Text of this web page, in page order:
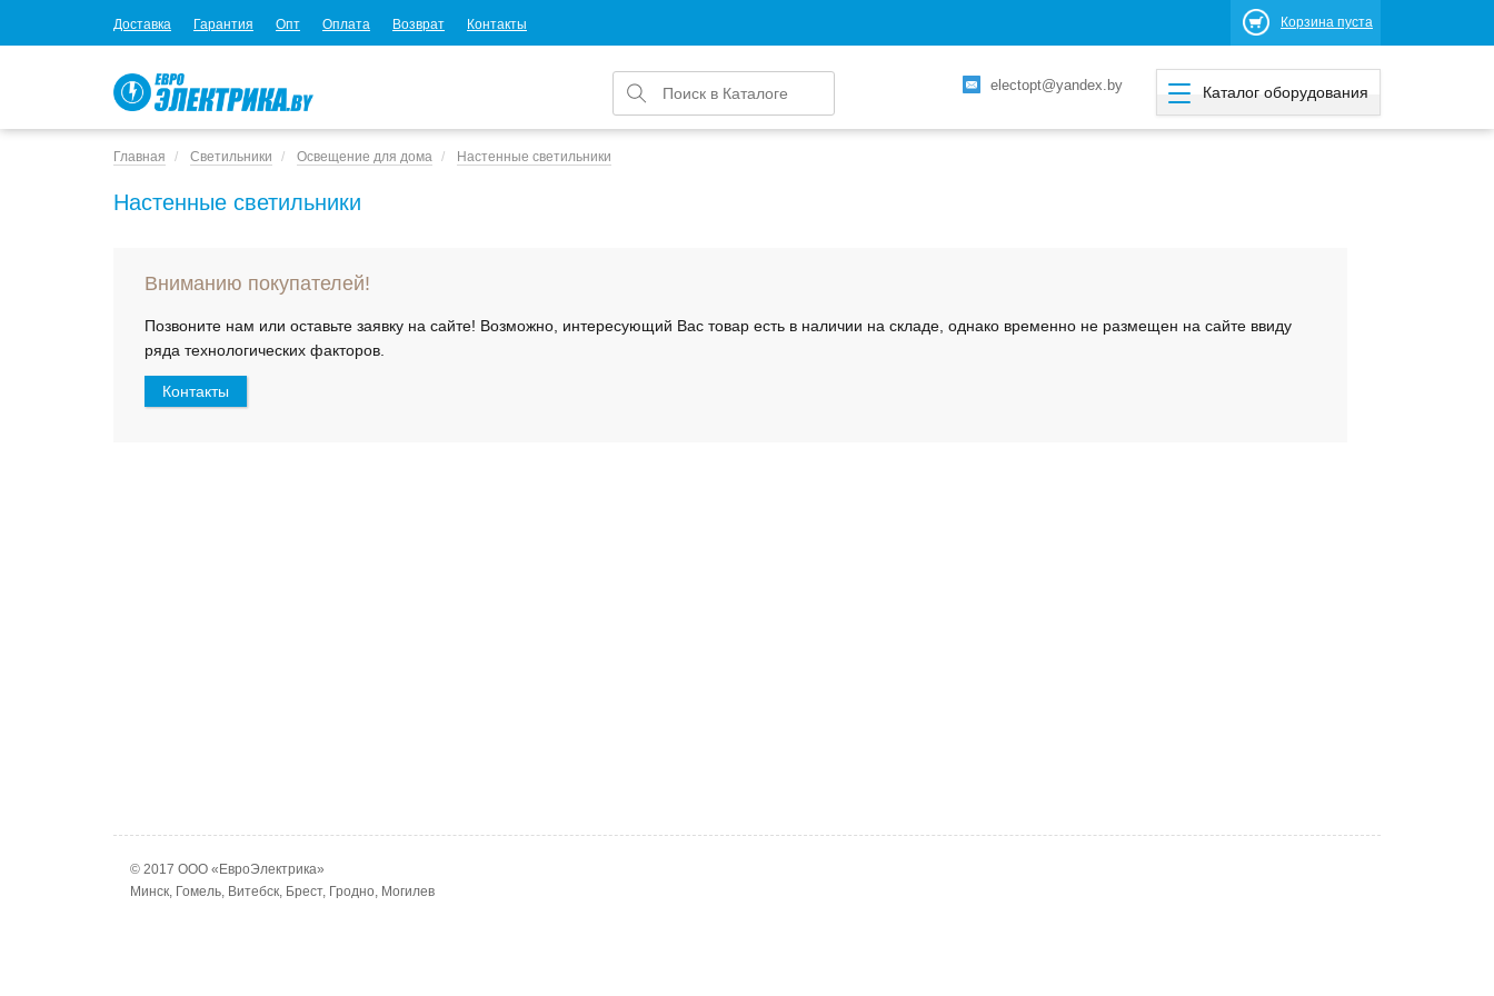
Корзина пуста
Доставка Гарантия Опт Оплата Возврат Контакты
Каталог оборудования
electopt@yandex.by
Главная Светильники Освещение для дома Настенные светильники
Настенные светильники
Вниманию покупателей!
Позвоните нам или оставьте заявку на сайте! Возможно, интересующий Вас товар есть в наличии на складе, однако временно не размещен на сайте ввиду
ряда технологических факторов.
Контакты
© 2017 ООО «ЕвроЭлектрика»
Минск, Гомель, Витебск, Брест, Гродно, Могилев